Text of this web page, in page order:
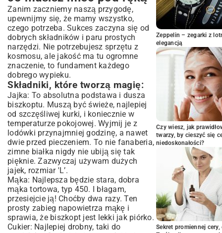
Zanim zaczniemy naszą przygodę,
upewnijmy się, że mamy wszystko,
czego potrzeba. Sukces zaczyna się od
dobrych składników i paru prostych
narzędzi. Nie potrzebujesz sprzętu z
kosmosu, ale jakość ma tu ogromne
znaczenie, to fundament każdego
dobrego wypieku.
Składniki, które tworzą magię:
Jajka: To absolutna podstawa i dusza
biszkoptu. Muszą być świeże, najlepiej
od szczęśliwej kurki, i koniecznie w
temperaturze pokojowej. Wyjmij je z
lodówki przynajmniej godzinę, a nawet
dwie przed pieczeniem. To nie fanaberia,
zimne białka nigdy nie ubiją się tak
pięknie. Zazwyczaj używam dużych
jajek, rozmiar 'L’.
Mąka: Najlepsza będzie stara, dobra
mąka tortowa, typ 450. I błagam,
przesiejcie ją! Choćby dwa razy. Ten
prosty zabieg napowietrza mąkę i
sprawia, że biszkopt jest lekki jak piórko.
Cukier: Najlepiej drobny, taki do
Zeppelin – zegarki z
elegancją
Czy wiesz, jak
twarzy, by cieszyć się
niedoskonałości?
Sekret promiennej